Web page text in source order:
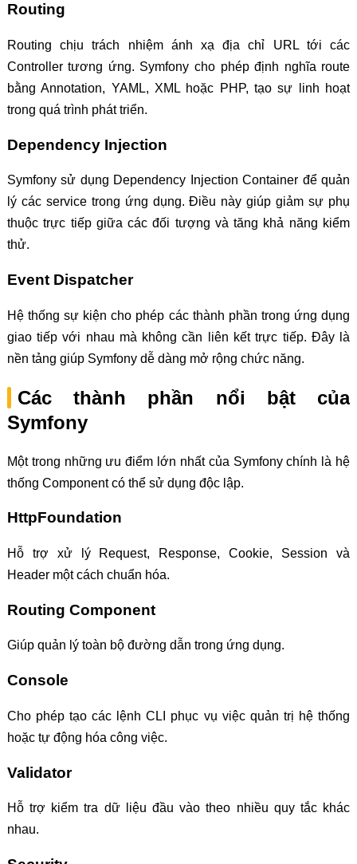
Routing
Routing chịu trách nhiệm ánh xạ địa chỉ URL tới các
Controller tương ứng. Symfony cho phép định nghĩa route
bằng Annotation, YAML, XML hoặc PHP, tạo sự linh hoạt
trong quá trình phát triển.
Dependency Injection
Symfony sử dụng Dependency Injection Container để quản
lý các service trong ứng dụng. Điều này giúp giảm sự phụ
thuộc trực tiếp giữa các đối tượng và tăng khả năng kiểm
thử.
Event Dispatcher
Hệ thống sự kiện cho phép các thành phần trong ứng dụng
giao tiếp với nhau mà không cần liên kết trực tiếp. Đây là
nền tảng giúp Symfony dễ dàng mở rộng chức năng.
Các thành phần nổi bật của
Symfony
Một trong những ưu điểm lớn nhất của Symfony chính là hệ
thống Component có thể sử dụng độc lập.
HttpFoundation
Hỗ trợ xử lý Request, Response, Cookie, Session và
Header một cách chuẩn hóa.
Routing Component
Giúp quản lý toàn bộ đường dẫn trong ứng dụng.
Console
Cho phép tạo các lệnh CLI phục vụ việc quản trị hệ thống
hoặc tự động hóa công việc.
Validator
Hỗ trợ kiểm tra dữ liệu đầu vào theo nhiều quy tắc khác
nhau.